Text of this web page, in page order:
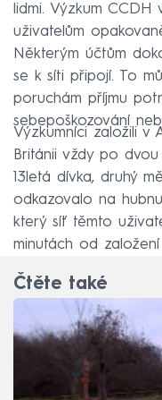
lidmi. Výzkum
uživatelům
Některým účtům
se k síti připojí. To
poruchám příjmu
sebepoškozování
Výzkumníci založili v
Británii vždy po
13letá dívka, druhý
odkazovalo na
který síť těmto
minutách od založení
Čtěte také